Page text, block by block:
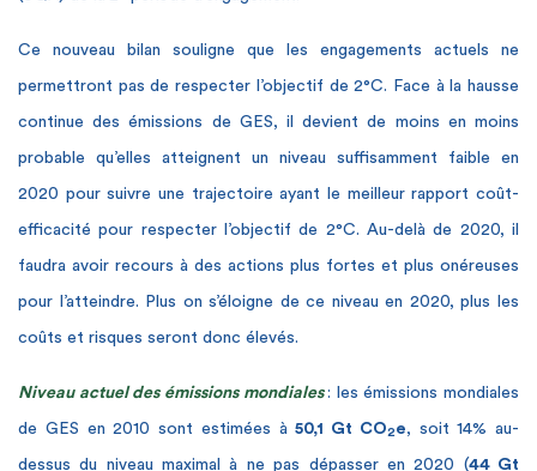
Ce nouveau bilan souligne que les engagements actuels ne
permettront pas de respecter l’objectif de 2°C. Face à la hausse
continue des émissions de GES, il devient de moins en moins
probable qu’elles atteignent un niveau suffisamment faible en
2020 pour suivre une trajectoire ayant le meilleur rapport coût-
efficacité pour respecter l’objectif de 2°C. Au-delà de 2020, il
faudra avoir recours à des actions plus fortes et plus onéreuses
pour l’atteindre. Plus on s’éloigne de ce niveau en 2020, plus les
coûts et risques seront donc élevés.
Niveau actuel des émissions mondiales: les émissions mondiales
de GES en 2010 sont estimées à50,1 Gt CO2 e, soit 14% au-
dessus du niveau maximal à ne pas dépasser en 2020 (44 Gt